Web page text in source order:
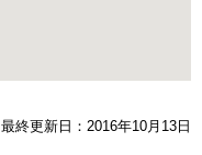
最終更新日：2016年10月13日